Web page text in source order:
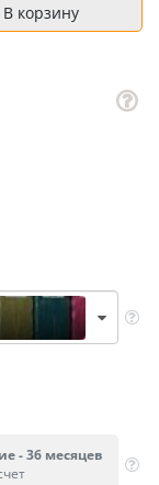
В корзину
- 36 месяцев